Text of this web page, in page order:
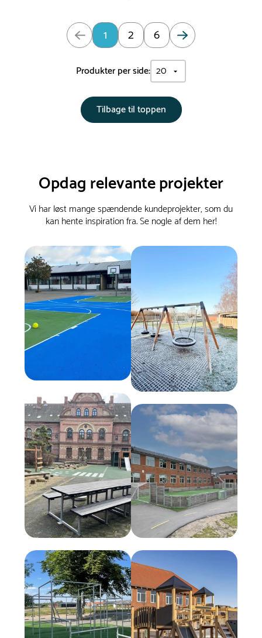
Opdateret: Side 1 af 6 1 2 6
Produkter per side:
Tilbage til toppen
Opdag relevante projekter
Vi har løst mange spændende kundeprojekter, som du
kan hente inspiration fra. Se nogle af dem her!